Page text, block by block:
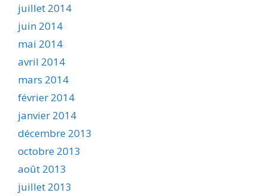
juillet 2014
juin 2014
mai 2014
avril 2014
mars 2014
février 2014
janvier 2014
décembre 2013
octobre 2013
août 2013
juillet 2013